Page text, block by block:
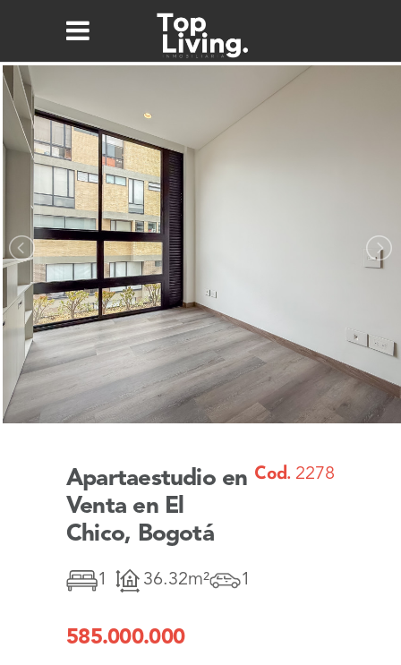
Apartaestudio en
Venta en El
Chico, Bogotá
Cod. 2278
1 36.32m² 1
585.000.000
Nombre*
Email*
Teléfono
Mensaje